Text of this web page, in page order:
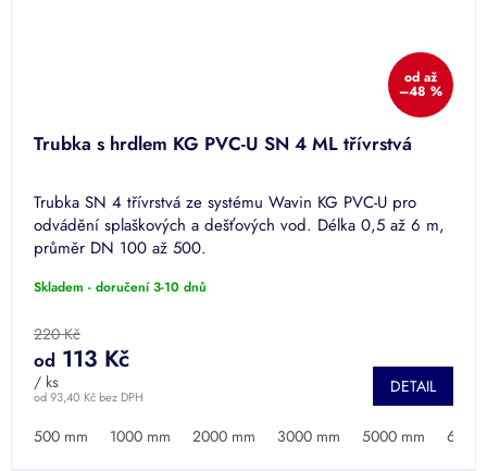
od až
–48 %
Trubka s hrdlem KG PVC-U SN 4 ML třívrstvá
Trubka SN 4 třívrstvá ze systému Wavin KG PVC-U pro
odvádění splaškových a dešťových vod. Délka 0,5 až 6 m,
průměr DN 100 až 500.
Skladem - doručení 3-10 dnů
220 Kč
od 93,40 Kč bez DPH
od 113 Kč
/ ks DETAIL
500 mm 1000 mm 2000 mm 3000 mm 5000 mm 6000